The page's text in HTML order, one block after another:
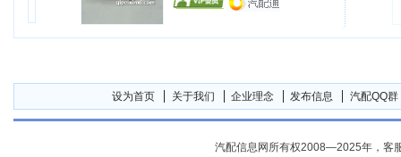
设为首页 关于我们 企业理念 发布信息 汽配QQ群
汽配信息网所有权2008—2025年，客